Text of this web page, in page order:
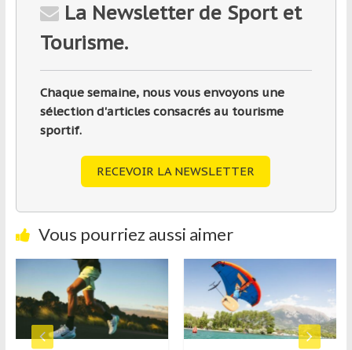
La Newsletter de Sport et
Tourisme.
Chaque semaine, nous vous envoyons une
sélection d'articles consacrés au tourisme
sportif.
RECEVOIR LA NEWSLETTER
Vous pourriez aussi aimer